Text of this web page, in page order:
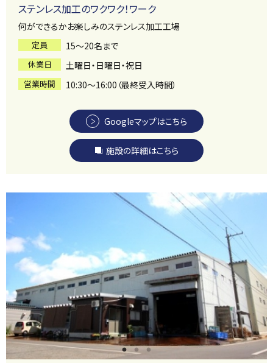
ステンレス加工のワクワク！ワーク
何ができるかお楽しみのステンレス加工工場
定員 15～20名まで
休業日 土曜日・日曜日・祝日
営業時間 10:30～16:00（最終受入時間）
Googleマップはこちら
施設の詳細はこちら